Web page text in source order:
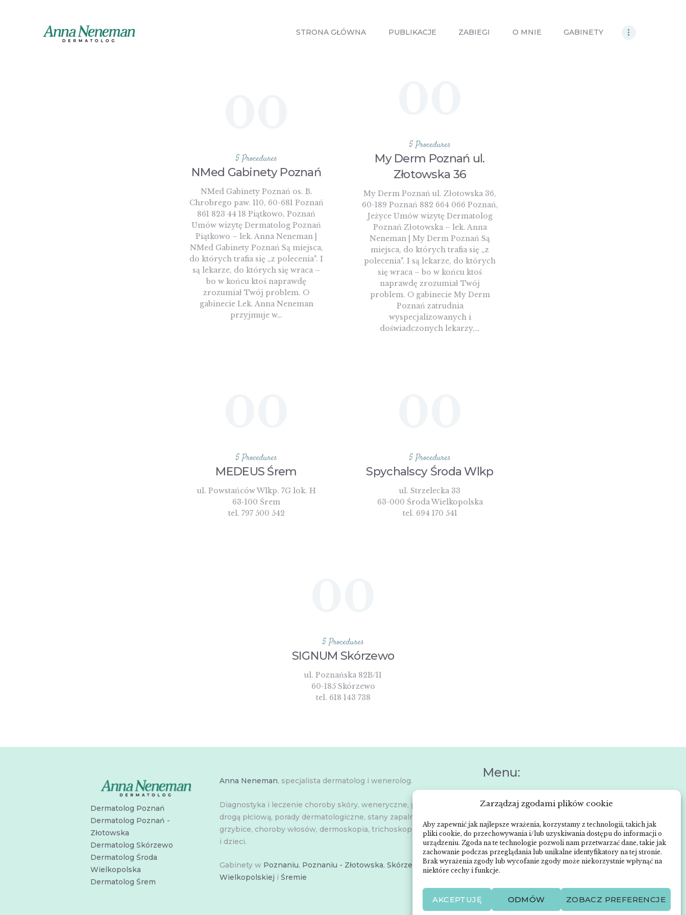
Zarządzaj zgodami plików cookie
Aby zapewnić jak najlepsze wrażenia, korzystamy z technologii, takich jak
pliki cookie, do przechowywania i/lub uzyskiwania dostępu do informacji o
urządzeniu. Zgoda na te technologie pozwoli nam przetwarzać dane, takie jak
zachowanie podczas przeglądania lub unikalne identyfikatory na tej stronie.
Brak wyrażenia zgody lub wycofanie zgody może niekorzystnie wpłynąć na
niektóre cechy i funkcje.
AKCEPTUJĘ ODMÓW ZOBACZ PREFERENCJE
STRONA GŁÓWNA PUBLIKACJE ZABIEGI O MNIE GABINETY
GŁÓWNA
KONTAKT
5 Procedures
NMed Gabinety Poznań
NMed Gabinety Poznań os. B.
Chrobrego paw. 110, 60-681 Poznań
861 823 44 18 Piątkowo, Poznań
Umów wizytę Dermatolog Poznań
Piątkowo – lek. Anna Neneman |
NMed Gabinety Poznań Są miejsca,
do których trafia się „z polecenia". I
są lekarze, do których się wraca –
bo w końcu ktoś naprawdę
zrozumiał Twój problem. O
gabinecie Lek. Anna Neneman
przyjmuje w…
5 Procedures
My Derm Poznań ul.
Złotowska 36
My Derm Poznań ul. Złotowska 36,
60-189 Poznań 882 664 066 Poznań,
Jeżyce Umów wizytę Dermatolog
Poznań Złotowska – lek. Anna
Neneman | My Derm Poznań Są
miejsca, do których trafia się „z
polecenia". I są lekarze, do których
się wraca – bo w końcu ktoś
naprawdę zrozumiał Twój
problem. O gabinecie My Derm
Poznań zatrudnia
wyspecjalizowanych i
doświadczonych lekarzy,…
5 Procedures
MEDEUS Śrem
ul. Powstańców Wlkp. 7G lok. H
63-100 Śrem
tel. 797 500 542
5 Procedures
Spychalscy Środa Wlkp
ul. Strzelecka 33
63-000 Środa Wielkopolska
tel. 694 170 541
5 Procedures
SIGNUM Skórzewo
ul. Poznańska 82B/11
60-185 Skórzewo
tel. 618 143 738
Dermatolog Poznań
Dermatolog Poznań -
Złotowska
Dermatolog Skórzewo
Dermatolog Środa
Wielkopolska
Dermatolog Śrem
Anna Neneman, specjalista dermatolog i wenerolog.
Diagnostyka i leczenie choroby skóry, weneryczne, przenoszone
drogą płciową, porady dermatologiczne, stany zapalne skóry,
grzybice, choroby włosów, dermoskopia, trichoskopia, u dorosłych
i dzieci.
Gabinety w Poznaniu, Poznaniu - Złotowska, Skórzewie,Środzie
Wielkopolskiej i Śremie
Menu:
Strona główna
Anna Neneman –
ZnanyLekarz.pl
Publikacje
Zabiegi dermatologiczne
Kontakt